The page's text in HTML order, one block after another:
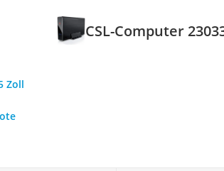
CSL-Computer
Zoll